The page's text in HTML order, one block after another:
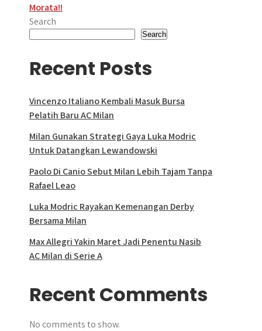
Morata!!
Search
Search
Recent Posts
Vincenzo Italiano Kembali Masuk Bursa
Pelatih Baru AC Milan
Milan Gunakan Strategi Gaya Luka Modric
Untuk Datangkan Lewandowski
Paolo Di Canio Sebut Milan Lebih Tajam Tanpa
Rafael Leao
Luka Modric Rayakan Kemenangan Derby
Bersama Milan
Max Allegri Yakin Maret Jadi Penentu Nasib
AC Milan di Serie A
Recent Comments
No comments to show.